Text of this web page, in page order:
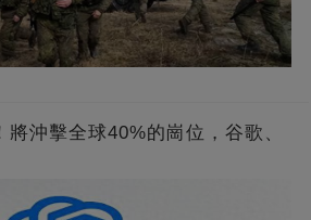
沖擊全球40%的崗位，谷歌、